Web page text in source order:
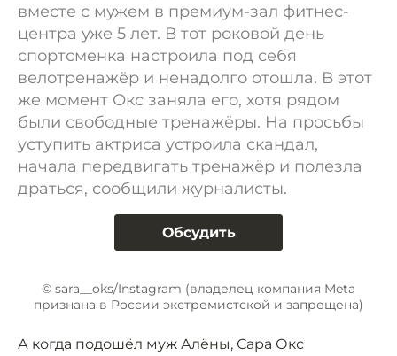
вместе с мужем в премиум-зал фитнес-
центра уже 5 лет. В тот роковой день
спортсменка настроила под себя
велотренажёр и ненадолго отошла. В этот
же момент Окс заняла его, хотя рядом
были свободные тренажёры. На просьбы
уступить актриса устроила скандал,
начала передвигать тренажёр и полезла
драться, сообщили журналисты.
Обсудить
© sara__oks/Instagram (владелец компания Meta
признана в России экстремистской и запрещена)
А когда подошёл муж Алёны, Сара Окс